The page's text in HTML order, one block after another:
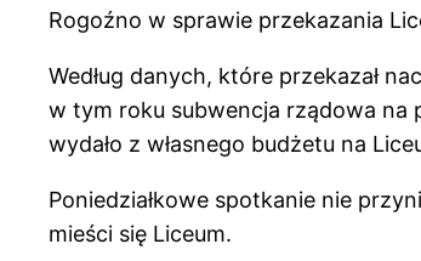
Rogoźno w sprawie przekazania
Według danych, które przekazał
w tym roku subwencja rządowa na
wydało z własnego budżetu na
Poniedziałkowe spotkanie nie
mieści się Liceum.